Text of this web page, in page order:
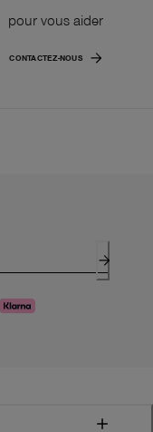
pour vous aider
CONTACTEZ-NOUS